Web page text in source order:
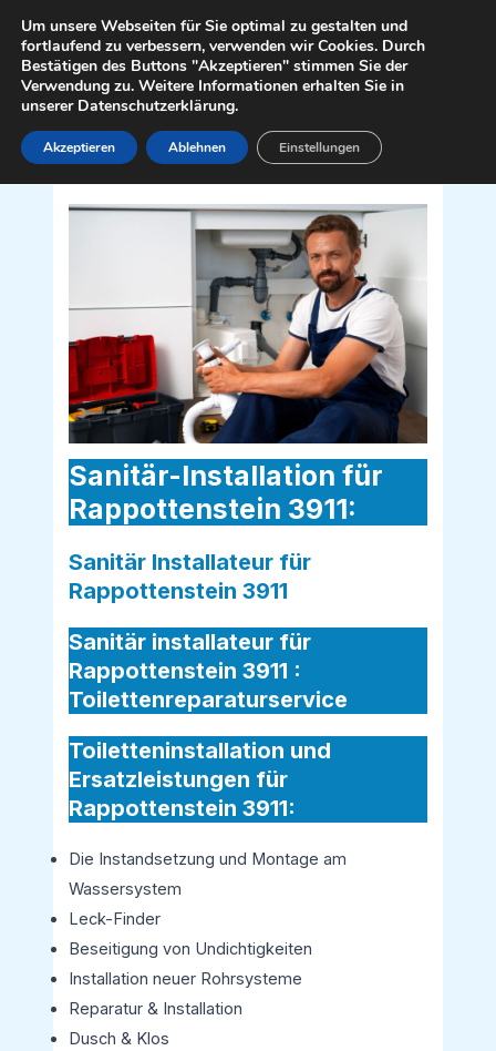
Inhalt
springen
Sanitär Installateur für Rappottenstein
Sanitär-Installation für
Rappottenstein 3911:
Sanitär Installateur für
Rappottenstein 3911
Sanitär installateur für
Rappottenstein 3911 :
Toilettenreparaturservice
Toiletteninstallation und
Ersatzleistungen für
Rappottenstein 3911:
Die Instandsetzung und Montage am
Wassersystem
Leck-Finder
Beseitigung von Undichtigkeiten
Installation neuer Rohrsysteme
Reparatur & Installation
Dusch & Klos
Um unsere Webseiten für Sie optimal zu gestalten und
fortlaufend zu verbessern, verwenden wir Cookies. Durch
Bestätigen des Buttons "Akzeptieren" stimmen Sie der
Verwendung zu. Weitere Informationen erhalten Sie in
unserer Datenschutzerklärung.
Akzeptieren Ablehnen Einstellungen